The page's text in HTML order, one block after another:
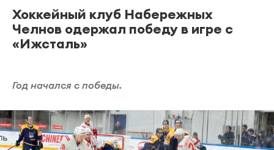
Хоккейный клуб Набережных
Челнов одержал победу в игре с
«Ижсталь»
Год начался с победы.